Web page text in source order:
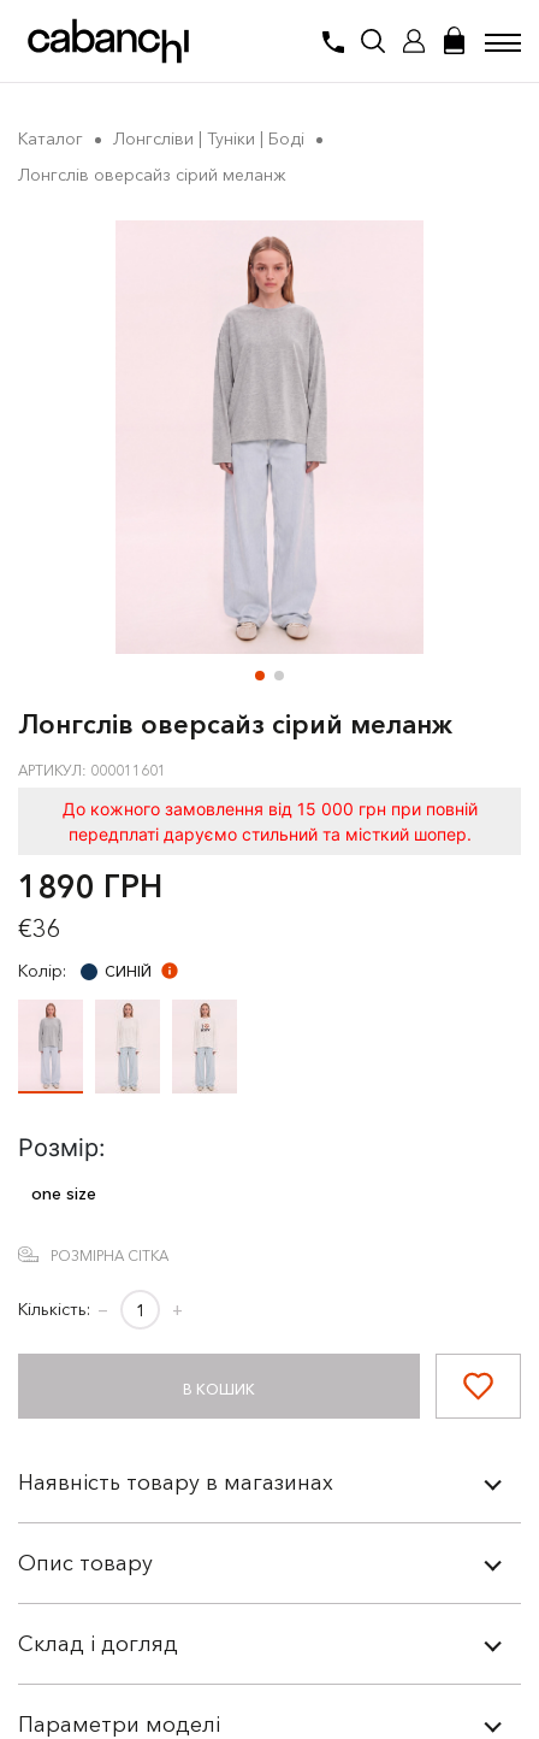
Каталог
Лонгсліви | Туніки | Боді
Лонгслів оверсайз сірий меланж
Лонгслів оверсайз сірий меланж
АРТИКУЛ: 000011601
До кожного замовлення від 15 000 грн при повній
передплаті даруємо стильний та місткий шопер.
1890 ГРН
€36
Колір: СИНІЙ
Розмір:
one size
РОЗМІРНА СІТКА
Кількість: − +
В КОШИК
Наявність товару в магазинах
Опис товару
Склад і догляд
Параметри моделі